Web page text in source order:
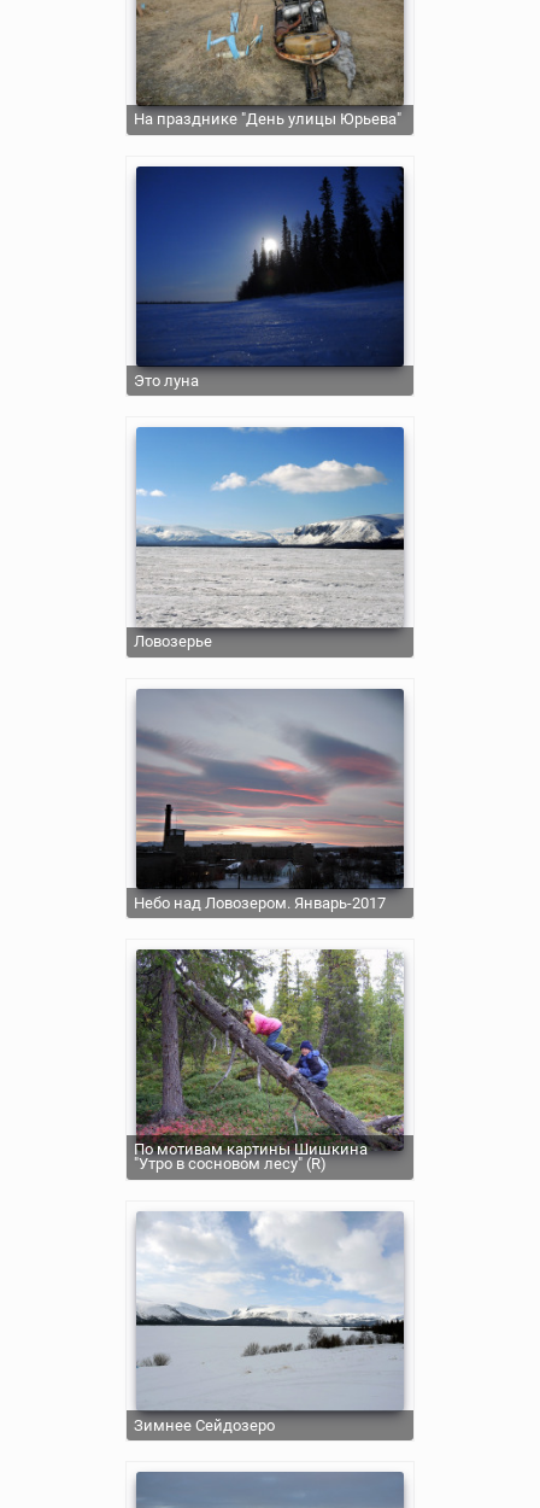
На празднике "День улицы Юрьева"
Это луна
Ловозерье
Небо над Ловозером. Январь-2017
По мотивам картины Шишкина
"Утро в сосновом лесу" (R)
Зимнее Сейдозеро